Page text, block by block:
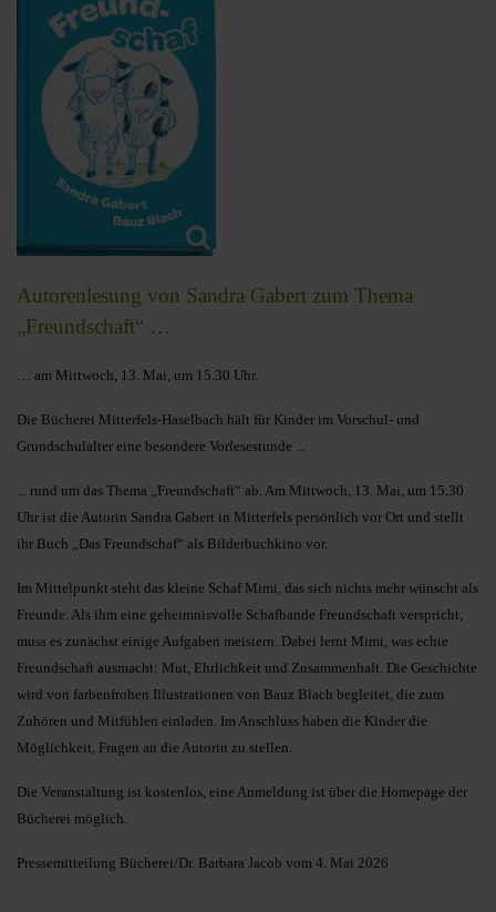
Autorenlesung von Sandra Gabert zum Thema
„Freundschaft“ …
… am Mittwoch, 13. Mai, um 15.30 Uhr.
Die Bücherei Mitterfels-Haselbach hält für Kinder im Vorschul- und
Grundschulalter eine besondere Vorlesestunde ...
... rund um das Thema „Freundschaft“ ab. Am Mittwoch, 13. Mai, um 15.30
Uhr ist die Autorin Sandra Gabert in Mitterfels persönlich vor Ort und stellt
ihr Buch „Das Freundschaf“ als Bilderbuchkino vor.
Im Mittelpunkt steht das kleine Schaf Mimi, das sich nichts mehr wünscht als
Freunde. Als ihm eine geheimnisvolle Schafbande Freundschaft verspricht,
muss es zunächst einige Aufgaben meistern. Dabei lernt Mimi, was echte
Freundschaft ausmacht: Mut, Ehrlichkeit und Zusammenhalt. Die Geschichte
wird von farbenfrohen Illustrationen von Bauz Blach begleitet, die zum
Zuhören und Mitfühlen einladen. Im Anschluss haben die Kinder die
Möglichkeit, Fragen an die Autorin zu stellen.
Die Veranstaltung ist kostenlos, eine Anmeldung ist über die Homepage der
Bücherei möglich.
Pressemitteilung Bücherei/Dr. Barbara Jacob vom 4. Mai 2026